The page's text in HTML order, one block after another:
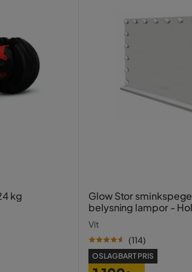
kg
Glow Stor
belysning lampor -
spegel med USB-
Vit
(114)
OSLAGBART PRIS